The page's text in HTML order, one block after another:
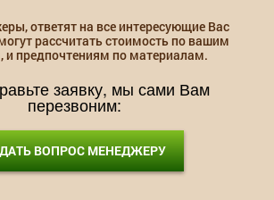
ответят на все интересующие Вас
рассчитать стоимость по вашим
и предпочтениям по материалам.
заявку, мы сами Вам
перезвоним:
ВОПРОС МЕНЕДЖЕРУ